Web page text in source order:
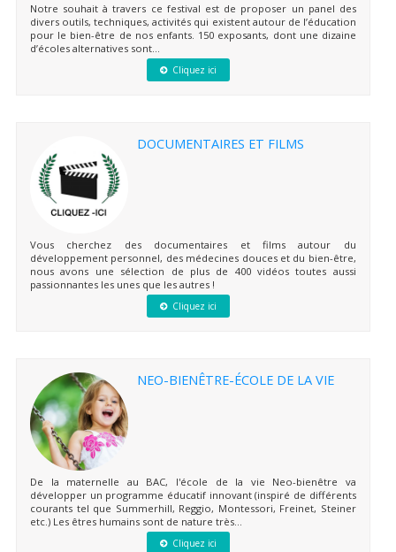
Notre souhait à travers ce festival est de proposer un panel des
divers outils, techniques, activités qui existent autour de l’éducation
pour le bien-être de nos enfants. 150 exposants, dont une dizaine
d’écoles alternatives sont...
Cliquez ici
DOCUMENTAIRES ET FILMS
Vous cherchez des documentaires et films autour du
développement personnel, des médecines douces et du bien-être,
nous avons une sélection de plus de 400 vidéos toutes aussi
passionnantes les unes que les autres !
Cliquez ici
NEO-BIENÊTRE-ÉCOLE DE LA VIE
De la maternelle au BAC, l'école de la vie Neo-bienêtre va
développer un programme éducatif innovant (inspiré de différents
courants tel que Summerhill, Reggio, Montessori, Freinet, Steiner
etc.) Les êtres humains sont de nature très...
Cliquez ici